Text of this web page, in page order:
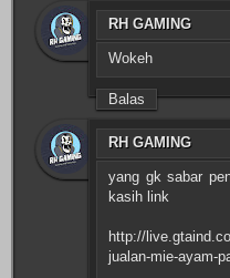
RH GAMING
Wokeh
Balas
RH GAMING
yang gk sabar
kasih link
http://
jualan-mie-ayam-